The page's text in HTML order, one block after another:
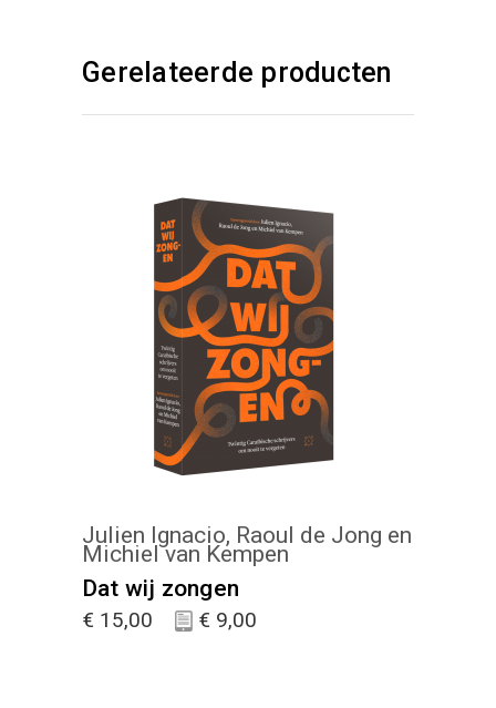
Gerelateerde producten
KIES :)
Julien Ignacio, Raoul de Jong en
Michiel van Kempen
Dat wij zongen
€ 15,00 € 9,00